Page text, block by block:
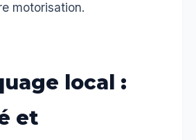
motorisation.
local :
et